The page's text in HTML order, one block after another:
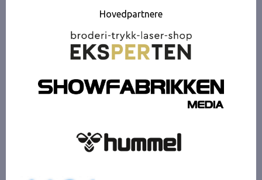
Hovedpartnere